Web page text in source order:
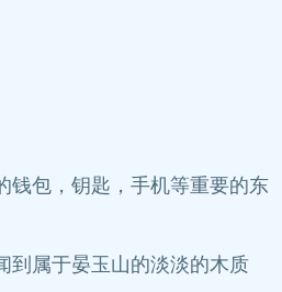
包，钥匙，手机等重要的东
属于晏玉山的淡淡的木质